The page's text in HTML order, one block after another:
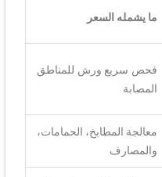
ما يشمله السعر
فحص سريع ورش للمناطق
المصابة
معالجة المطابخ، الحمامات،
والمصارف